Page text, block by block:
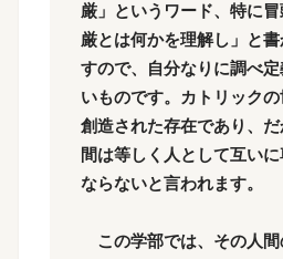
厳」というワード、特に
厳とは何かを理解し」と
すので、自分なりに調べ
いものです。カトリック
創造された存在であり、
間は等しく人として互い
ならないと言われます。
この学部では、その人間